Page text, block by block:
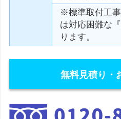
※標準取付工
は対応困難な
ります。
無料見積り・